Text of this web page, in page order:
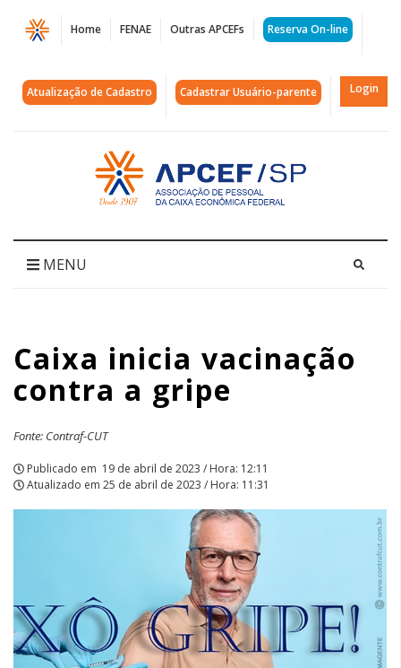
Página
Caixa
inicia
contra
Home FENAE Outras APCEFs Reserva On-line
Atualização de Cadastro Cadastrar Usuário-parente Login
Acessar
página
inicial
MENU
Caixa inicia vacinação
contra a gripe
Fonte: Contraf-CUT
Publicado em 19 de abril de 2023 / Hora: 12:11
Atualizado em 25 de abril de 2023 / Hora: 11:31